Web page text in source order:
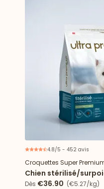
4.8/5 - 452 avis
Croquettes Super
Chien stérilisé/
(<10kg) - Light
Dès €36.90 (€5.27/kg)